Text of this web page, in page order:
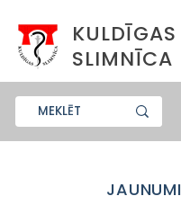
KULDĪGAS
SLIMNĪCA
JAUNUMI